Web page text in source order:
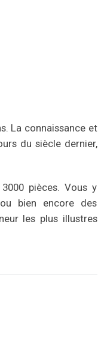
La connaissance et
du siècle dernier,
pièces. Vous y
bien encore des
les plus illustres